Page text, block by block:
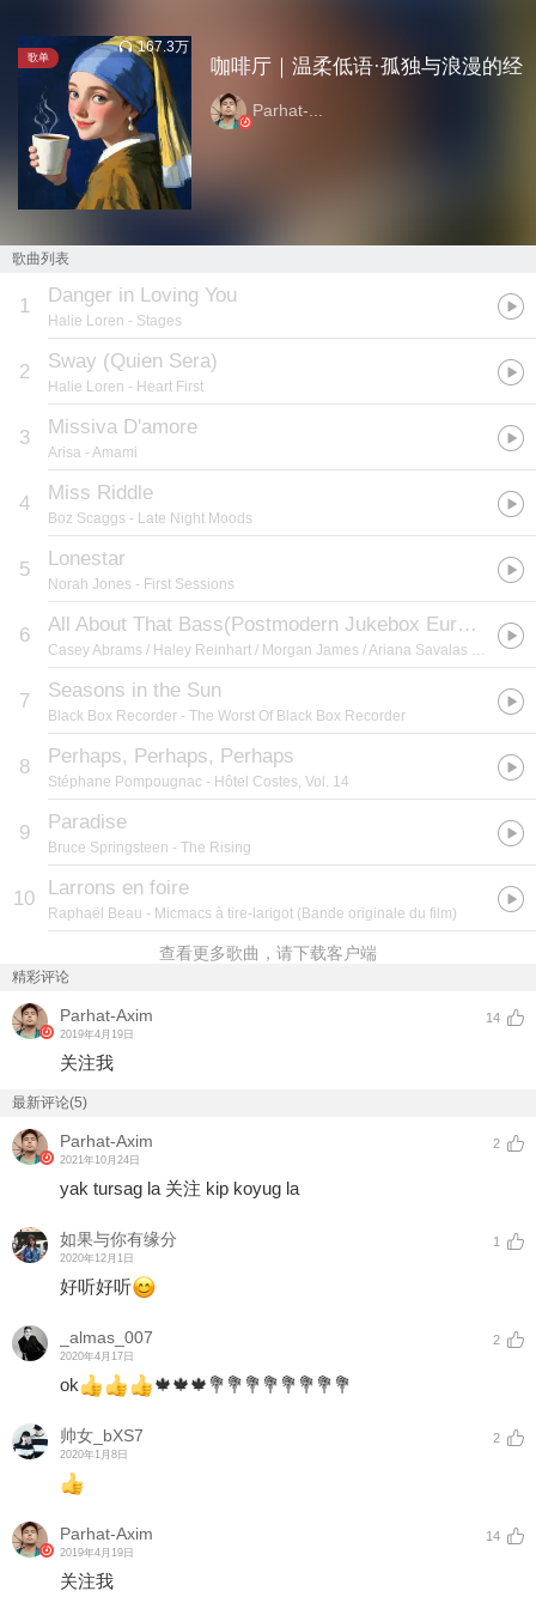
歌单
167.3万
咖啡厅｜温柔低语·孤独与浪漫的经
Parhat-...
歌曲列表
1 Danger in Loving You
Halie Loren - Stages
2 Sway (Quien Sera)
Halie Loren - Heart First
3 Missiva D'amore
Arisa - Amami
4 Miss Riddle
Boz Scaggs - Late Night Moods
5 Lonestar
Norah Jones - First Sessions
6 All About That Bass(Postmodern Jukebox European Tour Version)
Casey Abrams / Haley Reinhart / Morgan James / Ariana Savalas
7 Seasons in the Sun
Black Box Recorder - The Worst Of Black Box Recorder
8 Perhaps, Perhaps, Perhaps
Stéphane Pompougnac - Hôtel Costes, Vol. 14
9 Paradise
Bruce Springsteen - The Rising
10 Larrons en foire
Raphaël Beau - Micmacs à tire-larigot (Bande originale du film)
查看更多歌曲，请下载客户端
精彩评论
Parhat-Axim
2019年4月19日
14
关注我
最新评论(5)
Parhat-Axim
2021年10月24日
2
yak tursag la 关注 kip koyug la
如果与你有缘分
2020年12月1日
1
好听好听
_almas_007
2020年4月17日
2
ok 🍁🍁🍁💐💐💐💐💐💐💐💐
帅女_bXS7
2020年1月8日
2
Parhat-Axim
2019年4月19日
14
关注我